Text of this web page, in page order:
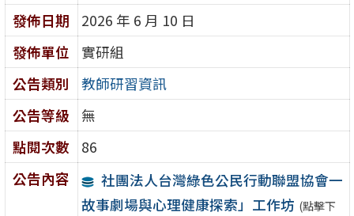
發佈日期
2026 年 6 月 10 日
發佈單位
實研組
公告類別
教師研習資訊
公告等級
無
點閱次數
86
公告內容
社團法人台灣綠色公民行動聯盟協會一
故事劇場與心理健康探索」工作坊 (點擊下